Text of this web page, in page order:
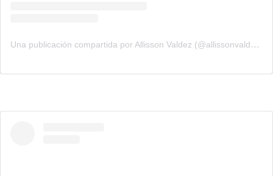
Una publicación compartida por Allisson Valdez (@allissonvaldez14)